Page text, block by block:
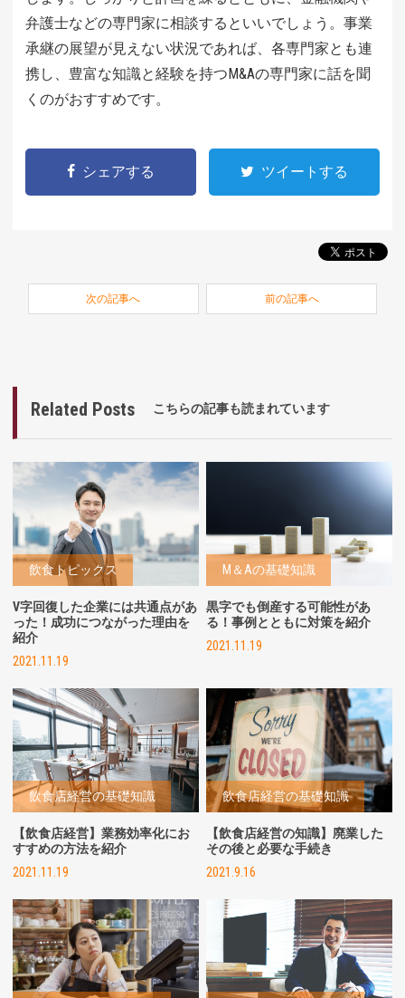
弁護士などの専門家に相談するといいでしょう。事業
承継の展望が見えない状況であれば、各専門家とも連
携し、豊富な知識と経験を持つM&Aの専門家に話を聞
くのがおすすめです。
シェアする ツイートする
次の記事へ 前の記事へ
Related Posts こちらの記事も読まれています
飲食トピックス
V字回復した企業には共通点があ
った！成功につながった理由を
紹介
2021.11.19
M＆Aの基礎知識
黒字でも倒産する可能性があ
る！事例とともに対策を紹介
2021.11.19
飲食店経営の基礎知識
【飲食店経営】業務効率化にお
すすめの方法を紹介
2021.11.19
飲食店経営の基礎知識
【飲食店経営の知識】廃業した
その後と必要な手続き
2021.9.16